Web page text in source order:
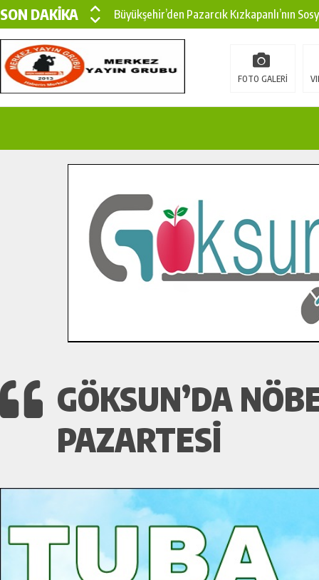
SON DAKİKA
Büyükşehir’den Pazarcık Kızkapanlı’nın
Büyükşehir’den Pazarcık Kırsalına Modern
Çin’den KSÜ’ye Uluslararası Başarı:
İlçe Jandarma Komutanı Karakaya’dan
Bertiz’in Yeni Köprüsünde Sona Doğru.
FOTO GALERİ
GÖKSUN’DA
PAZARTESI